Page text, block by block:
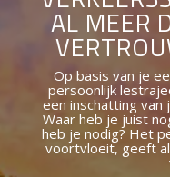
AL MEER
Op basis van je
persoonlijk
een inschatting van
Waar heb je juist
heb je nodig? Het
voortvloeit, geeft